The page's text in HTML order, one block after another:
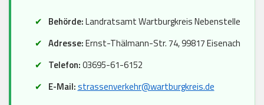
Behörde:Landratsamt Wartburgkreis Nebenstelle
Adresse:Ernst-Thälmann-Str. 74, 99817 Eisenach
Telefon:03695-61-6152
E-Mail:strassenverkehr@wartburgkreis.de